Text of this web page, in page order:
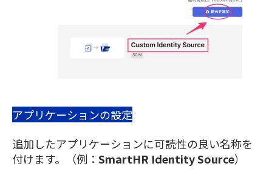
アプリケーションの設定
追加したアプリケーションに可読性の良い名称を
付けます。（例： SmartHR Identity Source）